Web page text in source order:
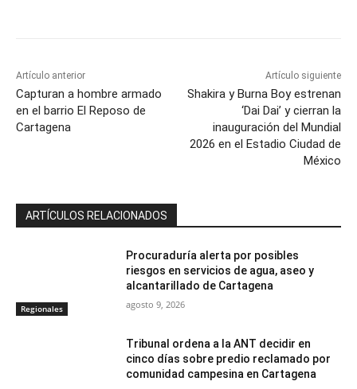
Artículo anterior
Capturan a hombre armado
en el barrio El Reposo de
Cartagena
Artículo siguiente
Shakira y Burna Boy estrenan
‘Dai Dai’ y cierran la
inauguración del Mundial
2026 en el Estadio Ciudad de
México
ARTÍCULOS RELACIONADOS
Regionales
Procuraduría alerta por posibles
riesgos en servicios de agua, aseo y
alcantarillado de Cartagena
agosto 9, 2026
Tribunal ordena a la ANT decidir en
cinco días sobre predio reclamado por
comunidad campesina en Cartagena